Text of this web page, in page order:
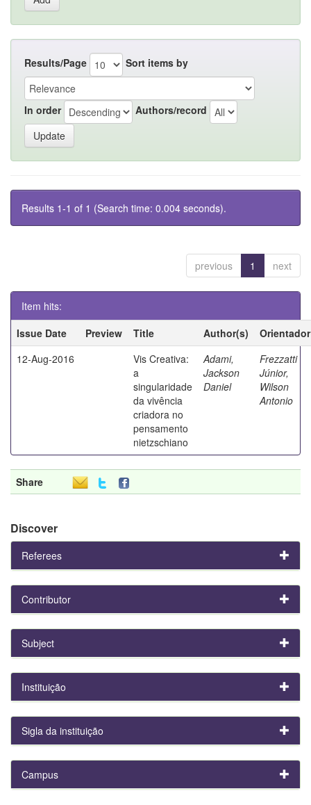
Results/Page Sort items by
In order Authors/record
Results 1-1 of 1 (Search time: 0.004 seconds).
previous 1 next
Item hits:
Issue Date
Preview Title Author(s)
Orientador
12-Aug-2016
Vis Creativa:
a
singularidade
da vivência
criadora no
pensamento
nietzschiano
Adami,
Jackson
Daniel
Frezzatti
Júnior,
Wilson
Antonio
Share
Discover
Referees
Contributor
Subject
Instituição
Sigla da instituição
Campus